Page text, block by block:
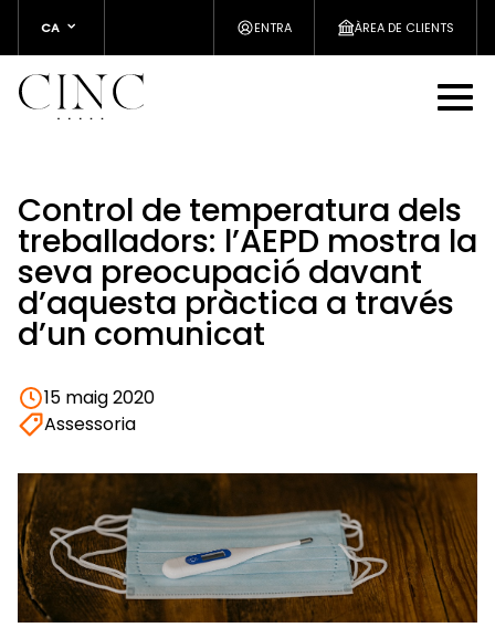
CA ENTRA ÀREA DE CLIENTS
Control de temperatura dels
treballadors: l’AEPD mostra la
seva preocupació davant
d’aquesta pràctica a través
d’un comunicat
15 maig 2020
Assessoria